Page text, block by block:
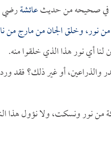
في صحيحه من حديثعائشةرضي
من نور، وخلق الجان من مارج
لنا أي نور هذا الذي خلقوا منه.
والذراعين، أو غير ذلك؟ فقد
من نور ونسكت، ولا نؤول هذا